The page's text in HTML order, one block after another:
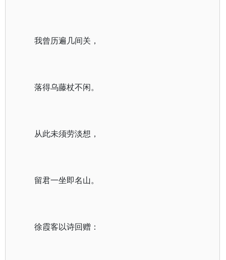
我曾历遍几间关，
落得乌藤杖不闲。
从此未须劳淡想，
留君一坐即名山。
徐霞客以诗回赠：